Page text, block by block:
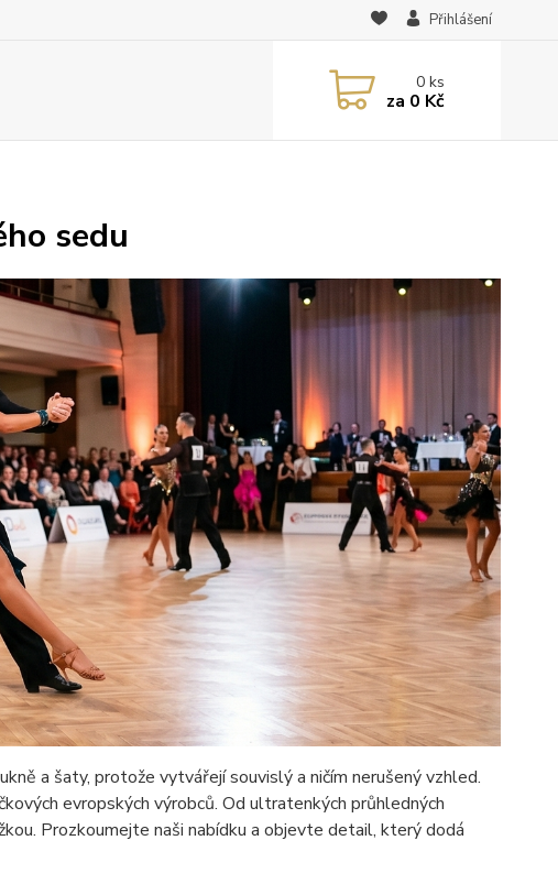
Přihlášení
0ks
za 0 Kč
sedu
a šaty, protože vytvářejí souvislý a ničím nerušený vzhled.
evropských výrobců. Od ultratenkých průhledných
Prozkoumejte naši nabídku a objevte detail, který dodá